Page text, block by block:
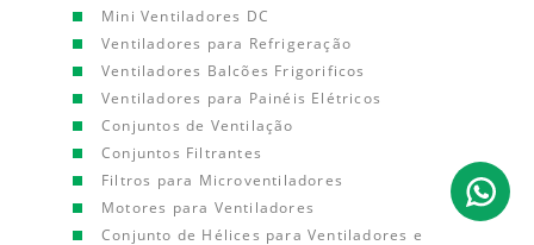
Mini Ventiladores DC
Ventiladores para Refrigeração
Ventiladores Balcões Frigorificos
Ventiladores para Painéis Elétricos
Conjuntos de Ventilação
Conjuntos Filtrantes
Filtros para Microventiladores
Motores para Ventiladores
Conjunto de Hélices para Ventiladores e